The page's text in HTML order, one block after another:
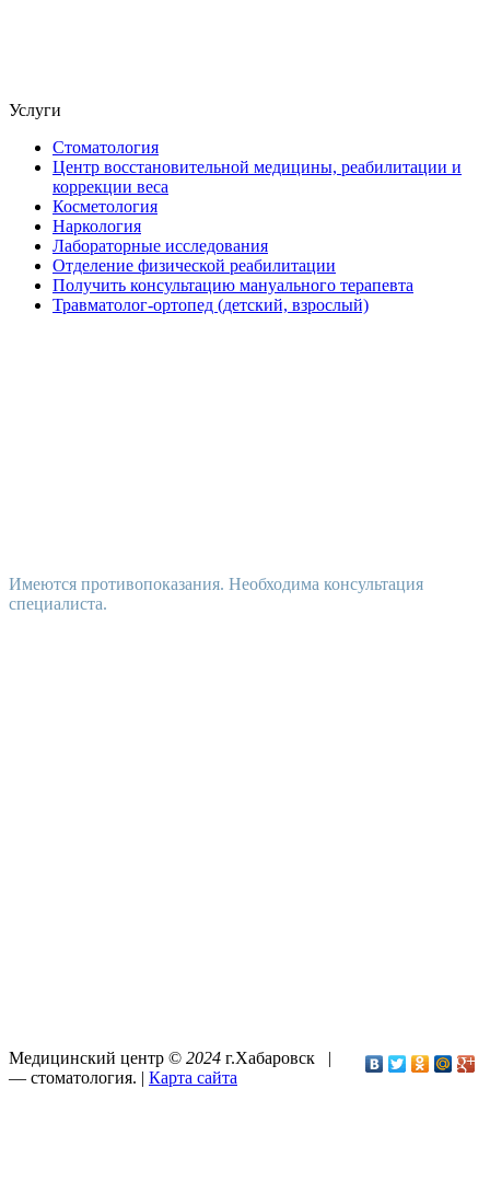
Услуги
Стоматология
Центр восстановительной медицины, реабилитации и
коррекции веса
Косметология
Наркология
Лабораторные исследования
Отделение физической реабилитации
Получить консультацию мануального терапевта
Травматолог-ортопед (детский, взрослый)
Имеются противопоказания. Необходима консультация
специалиста.
Медицинский центр © 2024 г.Хабаровск |
— стоматология. | Карта сайта